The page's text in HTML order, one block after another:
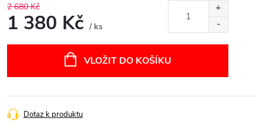
2 680 Kč
1 380 Kč / ks
VLOŽIT DO KOŠÍKU
Dotaz k produktu